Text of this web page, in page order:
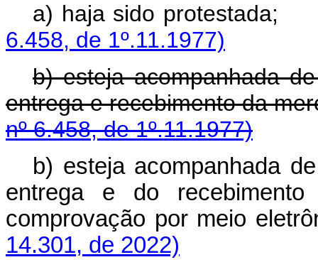
a) haja sido
6.458, de 1º.11.1977)
b) esteja acompanhada
entrega e recebimento da
nº 6.458, de 1º.11.1977)
b) esteja acompanhada
entrega e do
comprovação por meio
14.301, de 2022)